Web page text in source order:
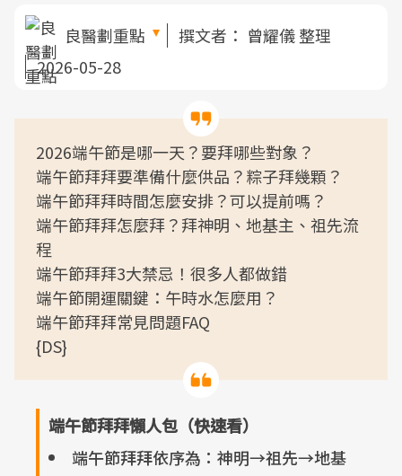
良醫劃重點 撰文者： 曾耀儀 整理
2026-05-28
2026端午節是哪一天？要拜哪些對象？
端午節拜拜要準備什麼供品？粽子拜幾顆？
端午節拜拜時間怎麼安排？可以提前嗎？
端午節拜拜怎麼拜？拜神明、地基主、祖先流
程
端午節拜拜3大禁忌！很多人都做錯
端午節開運關鍵：午時水怎麼用？
端午節拜拜常見問題FAQ
{DS}
端午節拜拜懶人包（快速看）
端午節拜拜依序為：神明→祖先→地基